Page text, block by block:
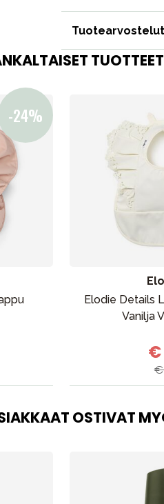
TUOTTEET
Elodie Details
Vanilja
€
€
OSTIVAT
VÅRT SORTIMENT
Äiti & Isä
&
Ota meihin yhteyttä